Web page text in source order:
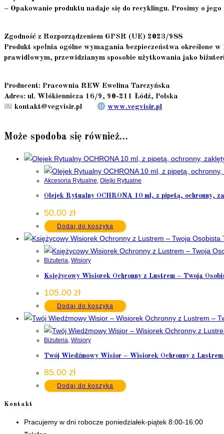
– Opakowanie produktu nadaje się do recyklingu. Prosimy o
Zgodność z Rozporządzeniem GPSR (UE) 2023/988
Produkt spełnia ogólne wymagania bezpieczeństwa określone
prawidłowym, przewidzianym sposobie użytkowania jako
Producent: Pracownia REW Ewelina Tarczyńska
Adres: ul. Włókiennicza 16/9, 90-211 Łódź, Polska
kontakt@vegvisir.pl
www.vegvisir.pl
Może spodoba się również…
Akcesoria Rytualne Olejki Rytualne
Olejek Rytualny OCHRONA 10 ml, z pipetą, ochronny,
50.00 zł
Dodaj do koszyka
Biżuteria, Wisiory
Księżycowy Wisiorek Ochronny z Lustrem – Twoja
105.00 zł
Dodaj do koszyka
Biżuteria, Wisiory
Twój Wiedźmowy Wisior – Wisiorek Ochronny z
85.00 zł
Dodaj do koszyka
Kontakt
Pracujemy w dni robocze poniedziałek-piątek 8:00-16:00